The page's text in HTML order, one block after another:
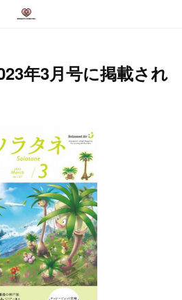
年3月号に掲載され